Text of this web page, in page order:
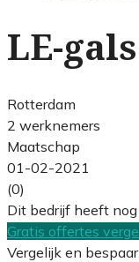
LE-gals
Rotterdam
2 werknemers
Maatschap
01-02-2021
(0)
Dit bedrijf heeft
Gratis offertes
Vergelijk en